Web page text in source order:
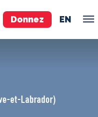
Donnez EN
et-Labrador)